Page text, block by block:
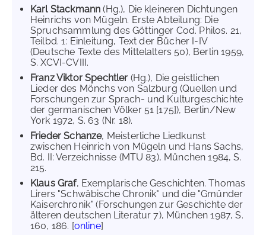
Karl Stackmann(Hg.), Die kleineren Dichtungen
Heinrichs von Mügeln. Erste Abteilung: Die
Spruchsammlung des Göttinger Cod. Philos. 21,
Teilbd. 1: Einleitung, Text der Bücher I-IV
(Deutsche Texte des Mittelalters 50), Berlin 1959,
S. XCVI-CVIII.
Franz Viktor Spechtler (Hg.), Die geistlichen
Lieder des Mönchs von Salzburg (Quellen und
Forschungen zur Sprach- und Kulturgeschichte
der germanischen Völker 51 [175]), Berlin/New
York 1972, S. 63 (Nr. 18).
Frieder Schanze, Meisterliche Liedkunst
zwischen Heinrich von Mügeln und Hans Sachs,
Bd. II: Verzeichnisse (MTU 83), München 1984, S.
215.
Klaus Graf, Exemplarische Geschichten. Thomas
Lirers "Schwäbische Chronik" und die "Gmünder
Kaiserchronik" (Forschungen zur Geschichte der
älteren deutschen Literatur 7), München 1987, S.
160, 186. [online]